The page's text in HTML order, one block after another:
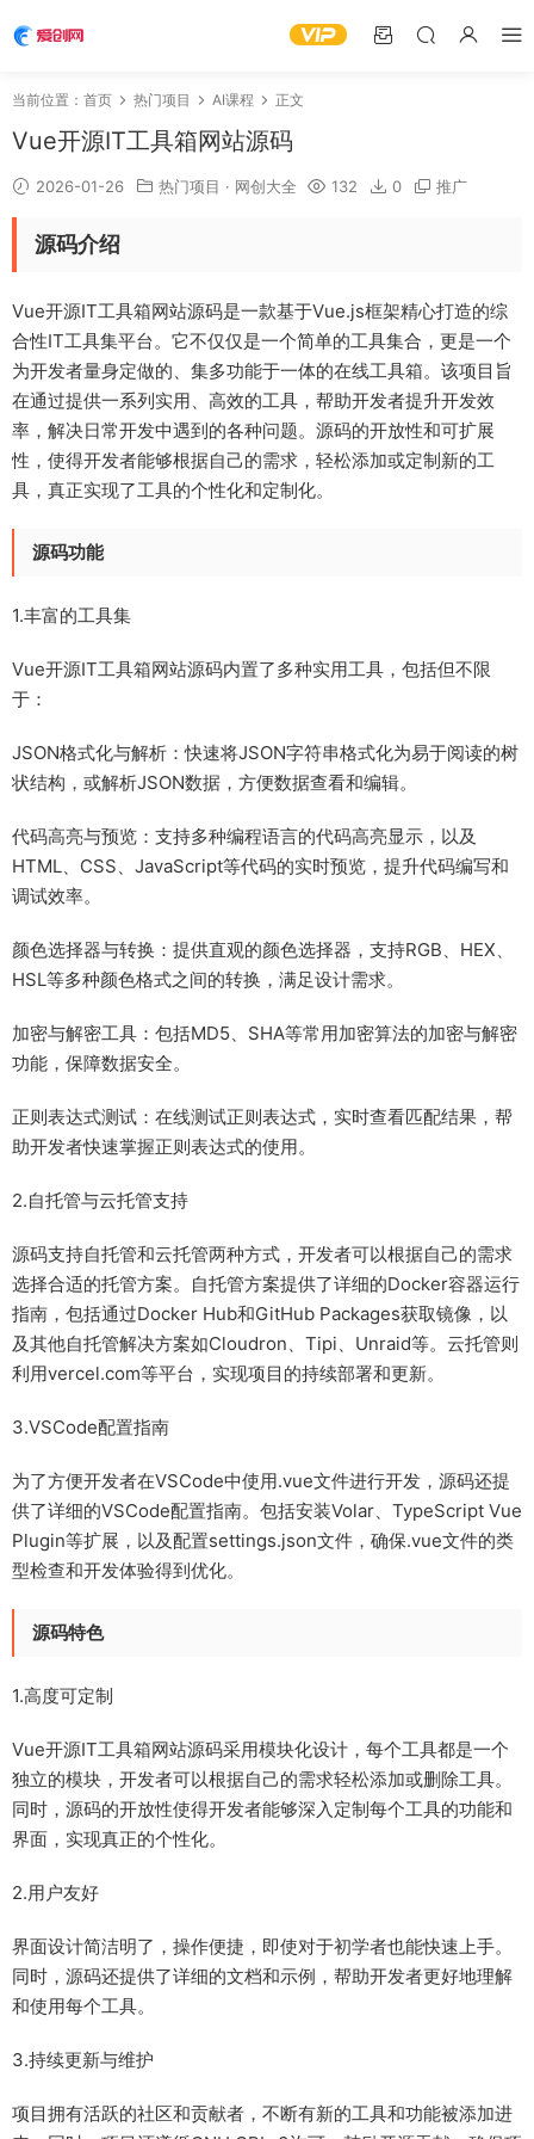
当前位置： 首页 热门项目 AI课程 正文
Vue开源IT工具箱网站源码
2026-01-26 热门项目 · 网创大全 132 0 推广
源码介绍
Vue开源IT工具箱网站源码是一款基于Vue.js框架精心打造的综
合性IT工具集平台。它不仅仅是一个简单的工具集合，更是一个
为开发者量身定做的、集多功能于一体的在线工具箱。该项目旨
在通过提供一系列实用、高效的工具，帮助开发者提升开发效
率，解决日常开发中遇到的各种问题。源码的开放性和可扩展
性，使得开发者能够根据自己的需求，轻松添加或定制新的工
具，真正实现了工具的个性化和定制化。
源码功能
1.丰富的工具集
Vue开源IT工具箱网站源码内置了多种实用工具，包括但不限
于：
JSON格式化与解析：快速将JSON字符串格式化为易于阅读的树
状结构，或解析JSON数据，方便数据查看和编辑。
代码高亮与预览：支持多种编程语言的代码高亮显示，以及
HTML、CSS、JavaScript等代码的实时预览，提升代码编写和
调试效率。
颜色选择器与转换：提供直观的颜色选择器，支持RGB、HEX、
HSL等多种颜色格式之间的转换，满足设计需求。
加密与解密工具：包括MD5、SHA等常用加密算法的加密与解密
功能，保障数据安全。
正则表达式测试：在线测试正则表达式，实时查看匹配结果，帮
助开发者快速掌握正则表达式的使用。
2.自托管与云托管支持
源码支持自托管和云托管两种方式，开发者可以根据自己的需求
选择合适的托管方案。自托管方案提供了详细的Docker容器运行
指南，包括通过Docker Hub和GitHub Packages获取镜像，以
及其他自托管解决方案如Cloudron、Tipi、Unraid等。云托管则
利用vercel.com等平台，实现项目的持续部署和更新。
3.VSCode配置指南
为了方便开发者在VSCode中使用.vue文件进行开发，源码还提
供了详细的VSCode配置指南。包括安装Volar、TypeScript Vue
Plugin等扩展，以及配置settings.json文件，确保.vue文件的类
型检查和开发体验得到优化。
源码特色
1.高度可定制
Vue开源IT工具箱网站源码采用模块化设计，每个工具都是一个
独立的模块，开发者可以根据自己的需求轻松添加或删除工具。
同时，源码的开放性使得开发者能够深入定制每个工具的功能和
界面，实现真正的个性化。
2.用户友好
界面设计简洁明了，操作便捷，即使对于初学者也能快速上手。
同时，源码还提供了详细的文档和示例，帮助开发者更好地理解
和使用每个工具。
3.持续更新与维护
项目拥有活跃的社区和贡献者，不断有新的工具和功能被添加进